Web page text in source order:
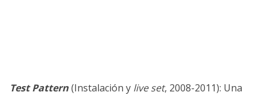
Test Pattern(Instalación y live set, 2008-2011): Una